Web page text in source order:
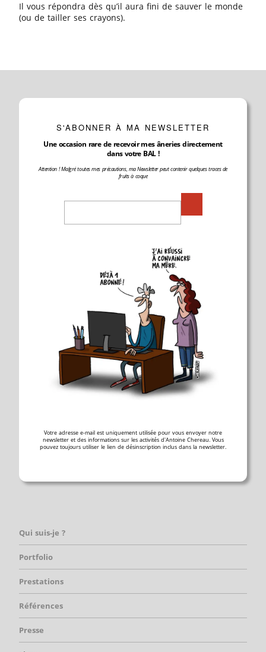
Il vous répondra dès qu’il aura fini de sauver le monde
(ou de tailler ses crayons).
S'ABONNER À MA NEWSLETTER
Une occasion rare de recevoir mes âneries directement
dans votre BAL !
Attention ! Malgré toutes mes précautions, ma Newsletter peut contenir quelques traces de
fruits à coque
Votre adresse e-mail est uniquement utilisée pour vous envoyer notre
newsletter et des informations sur les activités d'Antoine Chereau. Vous
pouvez toujours utiliser le lien de désinscription inclus dans la newsletter.
Qui suis-je ?
Portfolio
Prestations
Références
Presse